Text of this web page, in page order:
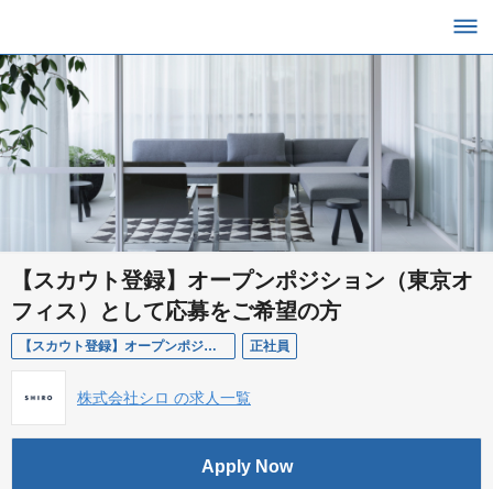
【スカウト登録】オープンポジション（東京オ
フィス）として応募をご希望の方
【スカウト登録】オープンポジション（東京オフィス）として応募をご希望の方 正社員
株式会社シロ の求人一覧
Apply Now